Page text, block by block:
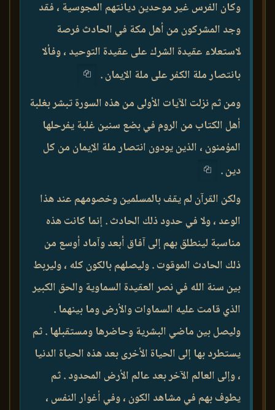
وكان الفرس غير موحدين ديانتهم المجوسية ، فقد
وجد المشركون من أهل مكة في الحادث فرصة
لاستعلاء عقيدة الشرك على عقيدة التوحيد ، وفألا
بانتصار ملة الكفر على ملة الإيمان .
ومن ثم نزلت الآيات الأولى من هذه السورة تبشر بغلبة
أهل الكتاب من الروم في بضع سنين غلبة يفرحلها
المؤمنون ، الذين يودون انتصار ملة الإيمان من كل
دين .
ولكن القرآن لم يقف بالمسلمين وخصومهم عند هذا
الوعد ، ولا في حدود ذلك الحادث . إنما كانت هذه
مناسبة لينطلق بهم إلى آفاق أبعد وآماد أوسع من
ذلك الحادث الموقوت . وليصلهم بالكون كله ، وليربط
بين سنة الله في نصر العقيدة السماوية والحق الكبير
الذي قامت عليه السماوات والأرض وما بينهما .
وليصل بين ماضي البشرية وحاضرها ومستقبلها . ثم
يستطرد بها إلى الحياة الأخرى بعد هذه الحياة الدنيا
، وإلى العالم الآخر بعد عالم الأرض المحدود . ثم
يطوف بهم في مشاهد الكون ، وفي أغوار النفس ،